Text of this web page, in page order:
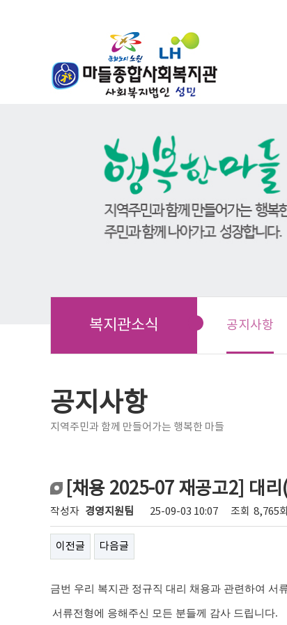
복지관소식 공지사항
공지사항
지역주민과 함께 만들어가는 행복한 마들
[채용 2025-07 재공고2] 대
작성자 경영지원팀 25-09-03 10:07 조회 8,765회
이전글 다음글
금번 우리 복지관 정규직 대리 채용과 관련하여 서
서류전형에 응해주신 모든 분들께 감사 드립니다.